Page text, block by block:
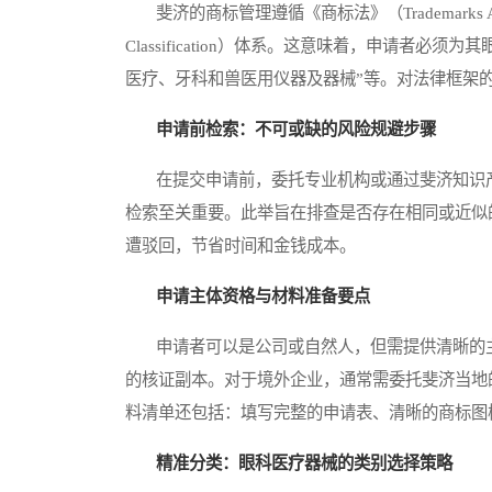
斐济的商标管理遵循《商标法》（Trademarks
Classification）体系。这意味着，申请者必须为
医疗、牙科和兽医用仪器及器械”等。对法律框
申请前检索：不可或缺的风险规避步骤
在提交申请前，委托专业机构或通过斐济知识
检索至关重要。此举旨在排查是否存在相同或近
遭驳回，节省时间和金钱成本。
申请主体资格与材料准备要点
申请者可以是公司或自然人，但需提供清晰的
的核证副本。对于境外企业，通常需委托斐济当
料清单还包括：填写完整的申请表、清晰的商标
精准分类：眼科医疗器械的类别选择策略